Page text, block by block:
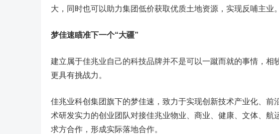
大，同时也可以助力集团低价获取优质土地资源，实现反哺主业。
梦佳速瞄准下一个“大疆”
建立属于佳兆业自己的科技品牌并不是可以一蹴而就的事情，
更具有挑战力。
佳兆业科创集团旗下的梦佳速，致力于实现创新技术产业化、
术研发实力的创业团队对接佳兆业物业、商业、健康、文体、
求方合作，形成实际落地合作。